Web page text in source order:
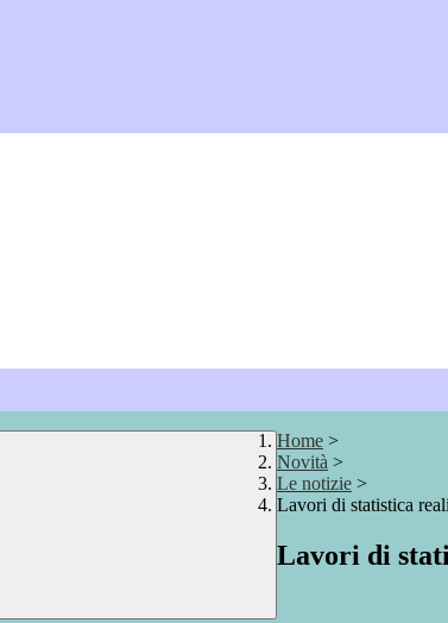
Home >
Novità >
Le notizie >
Lavori di statistica
Lavori di